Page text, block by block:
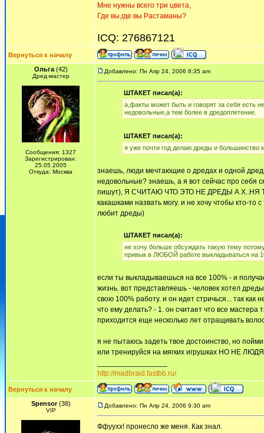
Мне нужны всего три цвета,
Где вы,где вы Растаманы?
ICQ: 276867121
Вернуться к началу
Ольга(42)
Дред-мастер
Сообщения: 1327
Зарегистрирован:
25.05.2005
Откуда: Москва
Добавлено: Пн Апр 24, 2006 8:35 am
ШТАКЕТ писал(а):
а,факты может быть и говорят за себя есть
недовольные,а тем более в дредоплетение.
ШТАКЕТ писал(а):
я уже почти год делаю дреды и большинство
знаешь, люди мечтающие о дредах и одной
недовольные? знаешь, а я вот сейчас про себя
пишут), Я СЧИТАЮ ЧТО ЭТО НЕ ДРЕДЫ А Х..НЯ
какашками назвать могу. и не хочу чтобы кто-то
любит дреды)
ШТАКЕТ писал(а):
не хочу больше обсуждать такую тему
привык в ЛЮБОЙ работе выкладываться на
если ты выкладываешься на все 100% - и
жизнь. вот представляешь - человек хотел
свою 100% работу. и он идет стричься... так как
что ему делать? - 1. он считает что все
приходится еще несколько лет отращивать
я не пытаюсь задеть твое достоинство, но
или тренируйся на мягких игрушках НО НЕ
http://madbraid.fastbb.ru/
Вернуться к началу
Spensor(38)
VIP
Добавлено: Пн Апр 24, 2006 9:30 am
Ффуухх! пронесло же меня. Как знал.